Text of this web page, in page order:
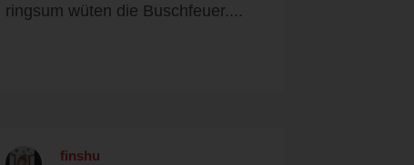
ringsum wüten die Buschfeuer....
finshu